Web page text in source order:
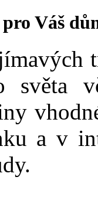
pro Váš
světa
a v